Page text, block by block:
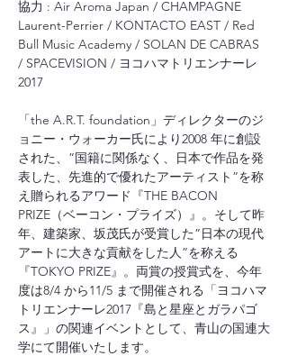
協⼒ : Air Aroma Japan / CHAMPAGNE
Laurent-Perrier / KONTACTO EAST / Red
Bull Music Academy / SOLAN DE CABRAS
/ SPACEVISION / ヨコハマトリエンナーレ
2017
「the A.R.T. foundation」ディレクターのジ
ョニー・ウォーカー⽒により2008 年に創設
された、”国籍に関係なく、⽇本で作品を発
表した、先進的で優れたアーティスト”を称
え贈られるアワード『THE BACON
PRIZE（ベーコン・プライズ）』。そして昨
年、建築家、坂茂⽒が受賞した”⽇本の現代
アートに⼤きな貢献をした⼈”を称える
『TOKYO PRIZE』。両賞の授賞式を、今年
度は8/4 から11/5 まで開催される「ヨコハマ
トリエンナーレ2017『島と星座とガラパゴ
ス』」の関連イベントとして、⻘⼭の国連⼤
学にて開催いたします。